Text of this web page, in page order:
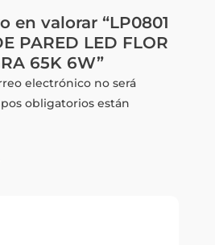
en valorar “LP0801
PARED LED FLOR
65K 6W”
electrónico no será
obligatorios están